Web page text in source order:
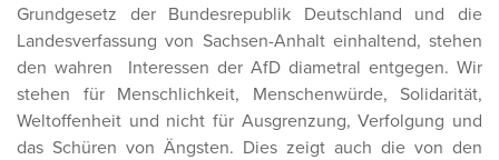
Grundgesetz der Bundesrepublik Deutschland und die
Landesverfassung von Sachsen-Anhalt einhaltend, stehen
den wahren Interessen der AfD diametral entgegen. Wir
stehen für Menschlichkeit, Menschenwürde, Solidarität,
Weltoffenheit und nicht für Ausgrenzung, Verfolgung und
das Schüren von Ängsten. Dies zeigt auch die von den